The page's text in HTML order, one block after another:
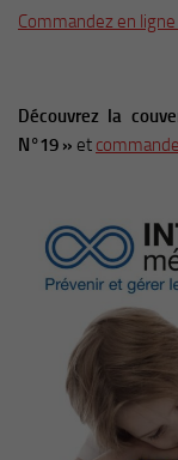
Commandez en ligne
Découvrez la
N°19 » et